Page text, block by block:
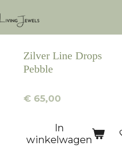
Zilver Line Drops
Pebble
€ 65,00
In
winkelwagen